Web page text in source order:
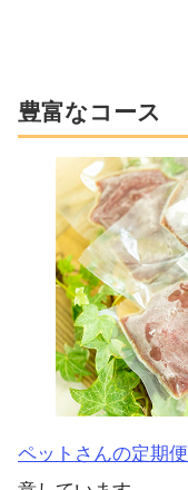
豊富なコース
ペットさんの定期便